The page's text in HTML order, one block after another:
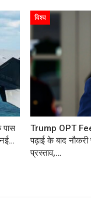
विश्व
Trump OPT
पढ़ाई के बाद
प्रस्ताव,…